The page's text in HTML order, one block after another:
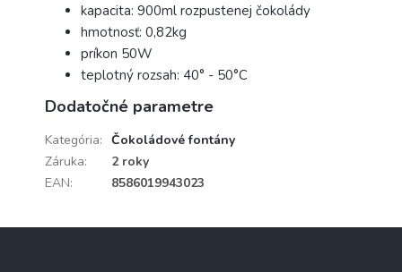
kapacita: 900ml rozpustenej čokolády
hmotnosť: 0,82kg
príkon 50W
teplotný rozsah: 40° - 50°C
Dodatočné parametre
Kategória: Čokoládové fontány
Záruka:
2 roky
EAN: 8586019943023